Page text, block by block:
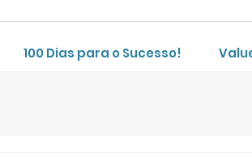
100 Dias para o Sucesso!